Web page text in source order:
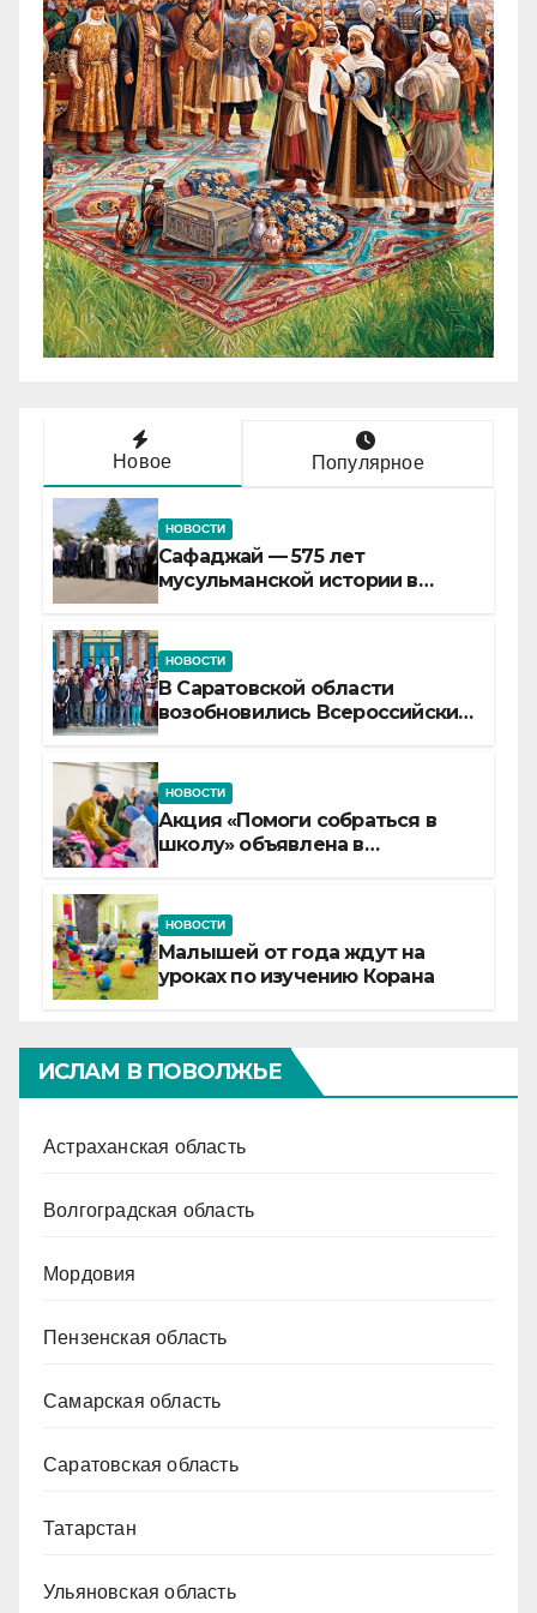
Новое Популярное
НОВОСТИ
Сафаджай — 575 лет
мусульманской истории в
НОВОСТИ
В Саратовской области
возобновились Всероссийские
НОВОСТИ
Акция «Помоги собраться в
школу» объявлена в
НОВОСТИ
Малышей от года ждут на
уроках по изучению Корана
ИСЛАМ В ПОВОЛЖЬЕ
Астраханская область
Волгоградская область
Мордовия
Пензенская область
Самарская область
Саратовская область
Татарстан
Ульяновская область